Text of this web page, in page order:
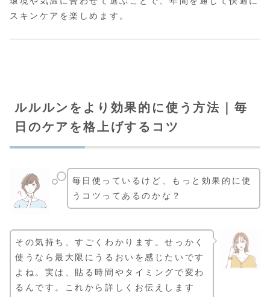
スキンケアを楽しめます。
ルルルンをより効果的に使う方法｜毎
日のケアを格上げするコツ
毎日使っているけど、もっと効果的に使
うコツってあるのかな？
その気持ち、すごくわかります。せっかく
使うなら最大限にうるおいを感じたいです
よね。実は、貼る時間やタイミングで変わ
るんです。これから詳しくお伝えします